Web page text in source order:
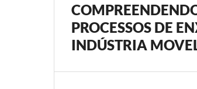
PROCESSOS DE
INDÚSTRIA